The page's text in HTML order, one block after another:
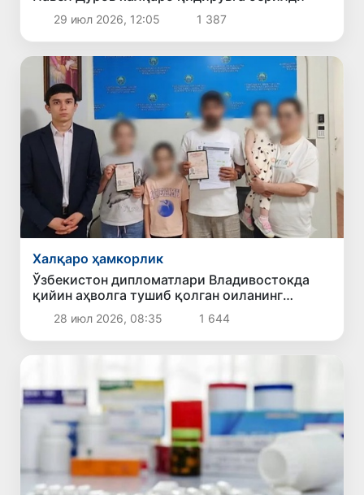
29 июл 2026, 12:05 1 387
Халқаро ҳамкорлик
Ўзбекистон дипломатлари Владивостокда
қийин аҳволга тушиб қолган оиланинг
ватанга қайтишига ёрдам берди
28 июл 2026, 08:35 1 644